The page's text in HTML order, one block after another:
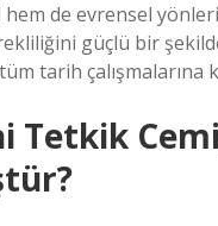
de evrensel
güçlü bir
tarih çalışmalarına
Tetkik